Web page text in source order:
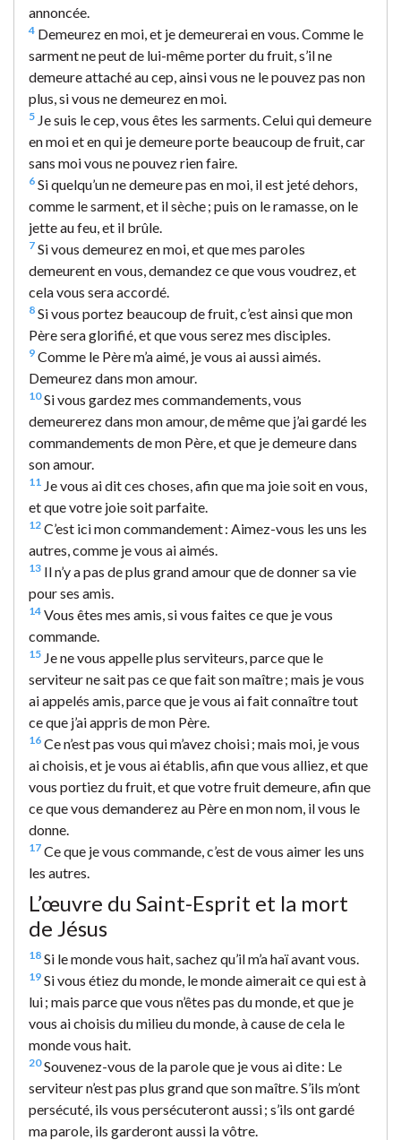
annoncée.
4 Demeurez en moi, et je demeurerai en vous. Comme le
sarment ne peut de lui-même porter du fruit, s’il ne
demeure attaché au cep, ainsi vous ne le pouvez pas non
plus, si vous ne demeurez en moi.
5 Je suis le cep, vous êtes les sarments. Celui qui demeure
en moi et en qui je demeure porte beaucoup de fruit, car
sans moi vous ne pouvez rien faire.
6 Si quelqu’un ne demeure pas en moi, il est jeté dehors,
comme le sarment, et il sèche ; puis on le ramasse, on le
jette au feu, et il brûle.
7 Si vous demeurez en moi, et que mes paroles
demeurent en vous, demandez ce que vous voudrez, et
cela vous sera accordé.
8 Si vous portez beaucoup de fruit, c’est ainsi que mon
Père sera glorifié, et que vous serez mes disciples.
9 Comme le Père m’a aimé, je vous ai aussi aimés.
Demeurez dans mon amour.
10Si vous gardez mes commandements, vous
demeurerez dans mon amour, de même que j’ai gardé les
commandements de mon Père, et que je demeure dans
son amour.
11 Je vous ai dit ces choses, afin que ma joie soit en vous,
et que votre joie soit parfaite.
12 C’est ici mon commandement : Aimez-vous les uns les
autres, comme je vous ai aimés.
13 Il n’y a pas de plus grand amour que de donner sa vie
pour ses amis.
14 Vous êtes mes amis, si vous faites ce que je vous
commande.
15 Je ne vous appelle plus serviteurs, parce que le
serviteur ne sait pas ce que fait son maître ; mais je vous
ai appelés amis, parce que je vous ai fait connaître tout
ce que j’ai appris de mon Père.
16 Ce n’est pas vous qui m’avez choisi ; mais moi, je vous
ai choisis, et je vous ai établis, afin que vous alliez, et que
vous portiez du fruit, et que votre fruit demeure, afin que
ce que vous demanderez au Père en mon nom, il vous le
donne.
17 Ce que je vous commande, c’est de vous aimer les uns
les autres.
L’œuvre du Saint-Esprit et la mort
de Jésus
18 Si le monde vous hait, sachez qu’il m’a haï avant vous.
19 Si vous étiez du monde, le monde aimerait ce qui est à
lui ; mais parce que vous n’êtes pas du monde, et que je
vous ai choisis du milieu du monde, à cause de cela le
monde vous hait.
20Souvenez-vous de la parole que je vous ai dite : Le
serviteur n’est pas plus grand que son maître. S’ils m’ont
persécuté, ils vous persécuteront aussi ; s’ils ont gardé
ma parole, ils garderont aussi la vôtre.